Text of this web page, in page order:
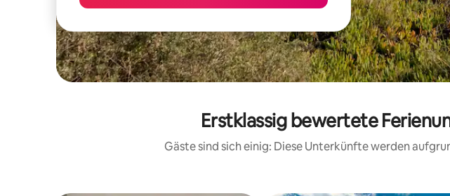
Erstklassig bewertete
Gäste sind sich einig: Diese Unterkünfte werden